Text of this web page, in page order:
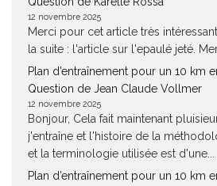
12 novembre 2025
Merci pour cet article très
la suite : l'article sur l'epaulé jeté.
Plan d’entraînement pour un 10 km
Question de Jean Claude Vollmer
12 novembre 2025
Bonjour, Cela fait maintenant
j'entraîne et l'histoire de la
et la terminologie utilisée est d'une...
Plan d’entraînement pour un 10 km